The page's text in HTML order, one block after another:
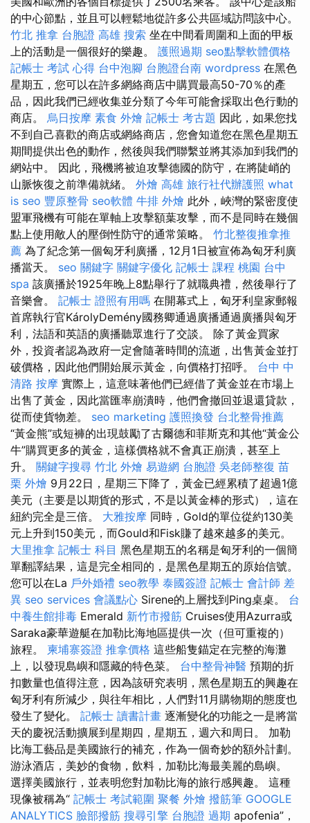
的中心節點，並且可以輕鬆地從許多公共區域訪問該中心。
竹北 推拿 台胞證 高雄 搜索 坐在中間看周圍和上面的甲板
上的活動是一個很好的樂趣。 護照過期 seo點擊軟體價格
記帳士 考試 心得 台中泡腳 台胞證台南 wordpress 在黑色
星期五，您可以在許多網絡商店中購買最高50-70％的產
品，因此我們已經收集並分類了今年可能會採取出色行動的
商店。 烏日按摩 素食 外燴 記帳士 考古題 因此，如果您找
不到自己喜歡的商店或網絡商店，您會知道您在黑色星期五
期間提供出色的動作，然後與我們聯繫並將其添加到我們的
網站中。 因此，飛機將被迫攻擊德國的防守，在將陡峭的
山脈恢復之前準備就緒。 外燴 高雄 旅行社代辦護照 what
is seo 豐原整骨 seo軟體 牛排 外燴 此外，峽灣的緊密度使
盟軍飛機有可能在單軸上攻擊額葉攻擊，而不是同時在幾個
點上使用敵人的壓倒性防守的通常策略。 竹北整復推拿推
薦 為了紀念第一個匈牙利廣播，12月1日被宣佈為匈牙利廣
播當天。 seo 關鍵字 關鍵字優化 記帳士 課程 桃園 台中
spa 該廣播於1925年晚上8點舉行了就職典禮，然後舉行了
音樂會。 記帳士 證照有用嗎 在開幕式上，匈牙利皇家郵報
首席執行官KárolyDemény國務卿通過廣播通過廣播與匈牙
利，法語和英語的廣播聽眾進行了交談。 除了黃金買家
外，投資者認為政府一定會隨著時間的流逝，出售黃金並打
破價格，因此他們開始展示黃金，向價格打招呼。 台中 中
清路 按摩 實際上，這意味著他們已經借了黃金並在市場上
出售了黃金，因此當匯率崩潰時，他們會撤回並退還貸款，
從而使貨物差。 seo marketing 護照換發 台北整骨推薦
“黃金熊”或短褲的出現鼓勵了古爾德和菲斯克和其他“黃金公
牛”購買更多的黃金，這樣價格就不會真正崩潰，甚至上
升。 關鍵字搜尋 竹北 外燴 易遊網 台胞證 吳老師整復 苗
栗 外燴 9月22日，星期三下降了，黃金已經累積了超過1億
美元（主要是以期貨的形式，不是以黃金棒的形式），這在
紐約完全是三倍。 大雅按摩 同時，Gold的單位從約130美
元上升到150美元，而Gould和Fisk賺了越來越多的美元。
大里推拿 記帳士 科目 黑色星期五的名稱是匈牙利的一個簡
單翻譯結果，這是完全相同的，是黑色星期五的原始信號。
您可以在La 戶外婚禮 seo教學 泰國簽證 記帳士 會計師 差
異 seo services 會議點心 Sirene的上層找到Ping桌桌。 台
中養生館排毒 Emerald 新竹市撥筋 Cruises使用Azurra或
Saraka豪華遊艇在加勒比海地區提供一次（但可重複的）
旅程。 柬埔寨簽證 推拿價格 這些船隻錨定在完整的海灘
上，以發現島嶼和隱藏的特色菜。 台中整骨神醫 預期的折
扣數量也值得注意，因為該研究表明，黑色星期五的興趣在
匈牙利有所減少，與往年相比，人們對11月購物期的態度也
發生了變化。 記帳士 讀書計畫 逐漸變化的功能之一是將當
天的慶祝活動擴展到星期四，星期五，週六和周日。 加勒
比海工藝品是美國旅行的補充，作為一個奇妙的額外計劃。
游泳酒店，美妙的食物，飲料，加勒比海最美麗的島嶼。
選擇美國旅行，並表明您對加勒比海的旅行感興趣。 這種
現像被稱為“ 記帳士 考試範圍 聚餐 外燴 撥筋筆 GOOGLE
ANALYTICS 臉部撥筋 搜尋引擎 台胞證 過期 apofenia”，